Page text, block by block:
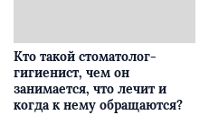
Кто такой стоматолог-
гигиенист, чем он
занимается, что лечит и
когда к нему обращаются?